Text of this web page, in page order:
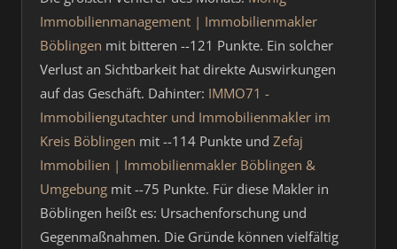
Immobilienmanagement | Immobilienmakler
Böblingen mit bitteren --121 Punkte. Ein solcher
Verlust an Sichtbarkeit hat direkte Auswirkungen
auf das Geschäft. Dahinter: IMMO71 -
Immobiliengutachter und Immobilienmakler im
Kreis Böblingen mit --114 Punkte und Zefaj
Immobilien | Immobilienmakler Böblingen &
Umgebung mit --75 Punkte. Für diese Makler in
Böblingen heißt es: Ursachenforschung und
Gegenmaßnahmen. Die Gründe können vielfältig